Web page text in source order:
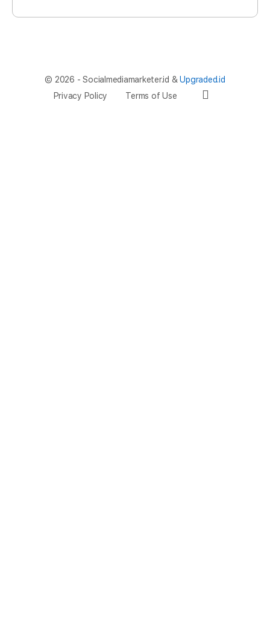
© 2026 - Socialmediamarketer.id &Upgraded.id
Privacy Policy
Terms of Use